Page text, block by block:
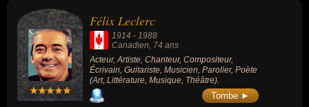
également avoir été acteur, artiste, compositeur, écrivain, guitariste,
musicien, parolier ou poète.
Félix Leclerc
1914 - 1988
Canadien, 74 ans
Acteur, Artiste, Chanteur, Compositeur,
Écrivain, Guitariste, Musicien, Parolier, Poète
(Art, Littérature, Musique, Théâtre).
Tombe ►